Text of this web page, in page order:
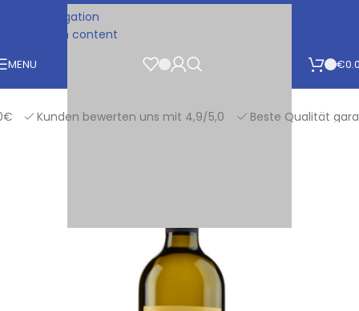
Skip to navigation
Skip to main content
MENU €
Kunden bewerten uns mit 4,9/5,0 Beste Qualität